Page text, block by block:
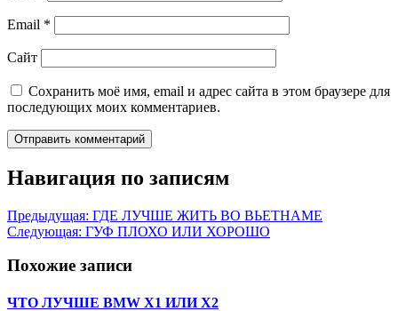
Email *
Сайт
Сохранить моё имя, email и адрес сайта в этом браузере для
последующих моих комментариев.
Навигация по записям
Предыдущая: ГДЕ ЛУЧШЕ ЖИТЬ ВО ВЬЕТНАМЕ
Следующая: ГУФ ПЛОХО ИЛИ ХОРОШО
Похожие записи
ЧТО ЛУЧШЕ BMW X1 ИЛИ X2